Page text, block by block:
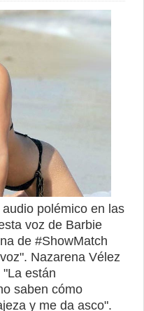
polémico en las
voz de Barbie
de #ShowMatch
Nazarena Vélez
"La están
saben cómo
y me da asco".